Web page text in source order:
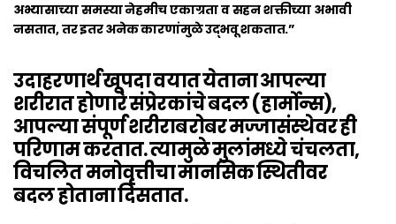
अभ्यासाच्या समस्या नेहमीच एकाग्रता व सहन शक्तीच्या अभावी
नसतात, तर इतर अनेक कारणांमुळे उद्भवू शकतात.”
उदाहरणार्थ खूपदा वयात येताना आपल्या
शरीरात होणारे संप्रेरकांचे बदल (हार्मोन्स),
आपल्या संपूर्ण शरीराबरोबर मज्जासंस्थेवर ही
परिणाम करतात. त्यामुळे मुलांमध्ये चंचलता,
विचलित मनोवृत्तीचा मानसिक स्थितीवर
बदल होताना दिसतात.